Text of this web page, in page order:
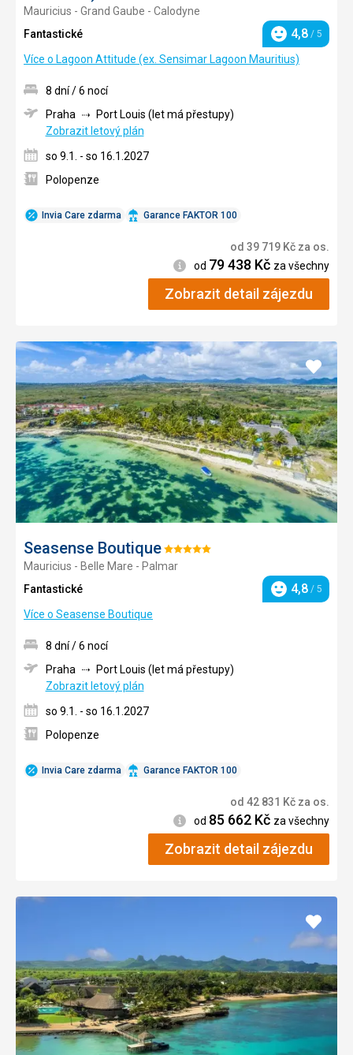
4/5
Mauricius - Grand Gaube - Calodyne
Fantastické
Hodnocení
4,8 / 5
Více o Lagoon Attitude (ex. Sensimar Lagoon Mauritius)
Invia Care zdarma Garance FAKTOR 100
8 dní / 6 nocí
Praha
Port Louis (let má přestupy)
Zobrazit letový plán
so 9.1. - so 16.1.2027
Polopenze
od 39 719 Kč za os.
Informace
od 79 438 Kč za všechny
Zobrazit detail zájezdu
Seasense BoutiqueHodnocení:
5/5
Mauricius - Belle Mare - Palmar
Fantastické
Hodnocení
4,8 / 5
Více o Seasense Boutique
Přidat
do
Invia Care zdarma Garance FAKTOR 100
8 dní / 6 nocí
Praha
Port Louis (let má přestupy)
Zobrazit letový plán
so 9.1. - so 16.1.2027
Polopenze
od 42 831 Kč za os.
Informace
od 85 662 Kč za všechny
Zobrazit detail zájezdu
Přidat